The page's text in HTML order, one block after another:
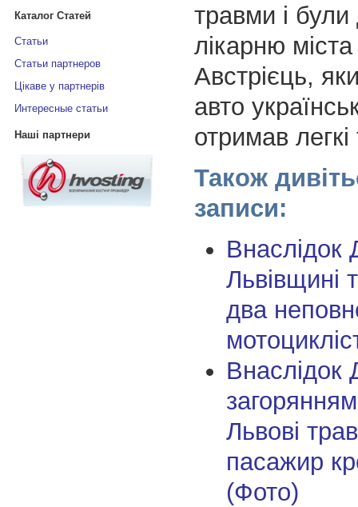
Каталог Статей
Статьи
Статьи партнеров
Цікаве у партнерів
Интересные статьи
Наші партнери
травми і були
лікарню
Австрієць,
авто
отримав
Також
записи:
Внаслідок
Львівщині
два
Внаслідок
Львові
пасажир
(Фото)